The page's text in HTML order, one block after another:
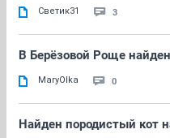
Светик31 3
В Берёзовой Роще
MaryOlka 0
Найден породистый кот